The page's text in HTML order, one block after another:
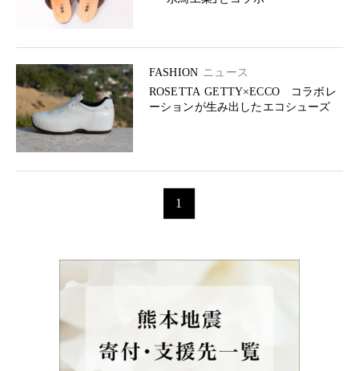
FASHION ニュース
ROSETTA GETTY×ECCO コラボレ
ーションが生み出したエコシューズ
1